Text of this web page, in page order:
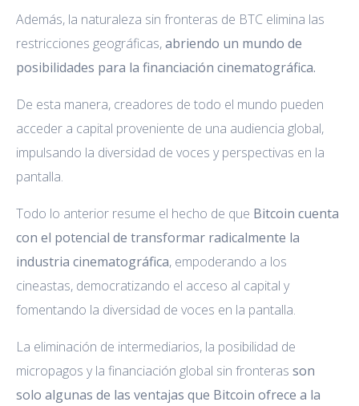
Además, la naturaleza sin fronteras de BTC elimina las
restricciones geográficas,abriendo un mundo de
posibilidades para la financiación cinematográfica.
De esta manera, creadores de todo el mundo pueden
acceder a capital proveniente de una audiencia global,
impulsando la diversidad de voces y perspectivas en la
pantalla.
Todo lo anterior resume el hecho de que Bitcoin cuenta
con el potencial de transformar radicalmente la
industria cinematográfica, empoderando a los
cineastas, democratizando el acceso al capital y
fomentando la diversidad de voces en la pantalla.
La eliminación de intermediarios, la posibilidad de
micropagos y la financiación global sin fronteras son
solo algunas de las ventajas que Bitcoin ofrece a la